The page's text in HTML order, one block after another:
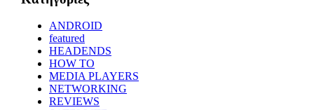
ANDROID
featured
HEADENDS
HOW TO
MEDIA PLAYERS
NETWORKING
REVIEWS